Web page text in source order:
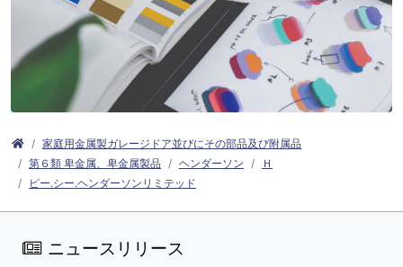
家庭用金属製ガレージドア並びにその部品及び附属品
第６類 卑金属、卑金属製品
ヘンダーソン
Ｈ
ピー.シー.ヘンダーソンリミテッド
ニュースリリース